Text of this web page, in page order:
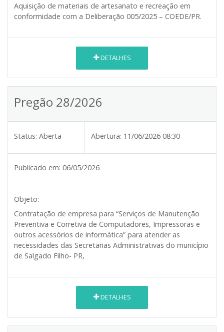
Aquisição de materiais de artesanato e recreação em
conformidade com a Deliberação 005/2025 – COEDE/PR.
DETALHES
Pregão 28/2026
Status: Aberta Abertura: 11/06/2026 08:30
Publicado em: 06/05/2026
Objeto:
Contratação de empresa para “Serviços de Manutenção
Preventiva e Corretiva de Computadores, Impressoras e
outros acessórios de informática” para atender as
necessidades das Secretarias Administrativas do município
de Salgado Filho- PR,
DETALHES